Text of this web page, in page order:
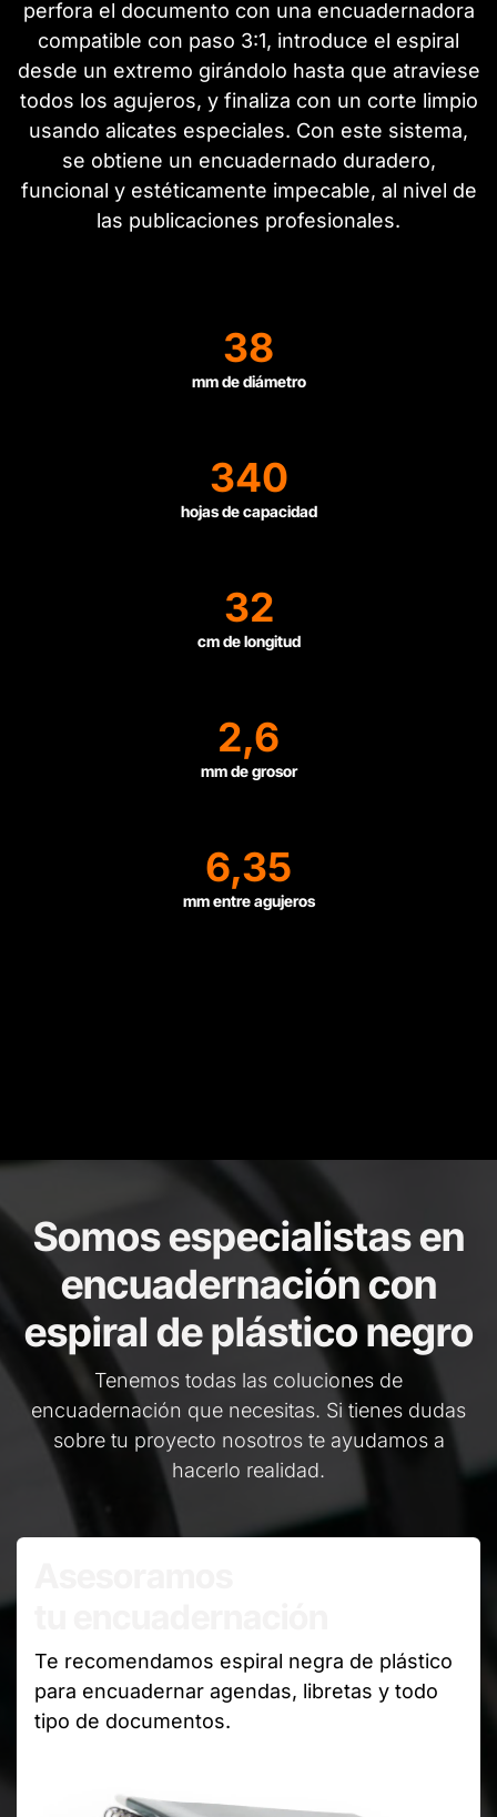
perfora el documento con una encuadernadora
compatible con paso 3:1, introduce el espiral
desde un extremo girándolo hasta que atraviese
todos los agujeros, y finaliza con un corte limpio
usando alicates especiales. Con este sistema,
se obtiene un encuadernado duradero,
funcional y estéticamente impecable, al nivel de
las publicaciones profesionales.
38
mm de diámetro
340
hojas de capacidad
32
cm de longitud
2,6
mm de grosor
6,35
mm entre agujeros
Somos especialistas en
encuadernación con
espiral de plástico negro
Tenemos todas las coluciones de
encuadernación que necesitas. Si tienes dudas
sobre tu proyecto nosotros te ayudamos a
hacerlo realidad.
Te recomendamos espiral negra de plástico
para encuadernar agendas, libretas y todo
tipo de documentos.